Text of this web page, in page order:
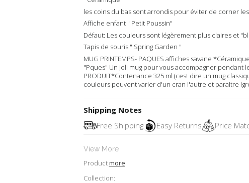
les coins du bas sont arrondis pour éviter de corner
Affiche enfant " Petit Poussin"
Défaut: Les couleurs sont légèrement plus claires et
Tapis de souris " Spring Garden "
MUG PRINTEMPS- PAQUES affiches savane
"Pques" Un joli mug pour vous accompagner pendant
PRODUIT*Contenance 325 ml (cest dire un mug
couleurs peuvent varier d'un cran l'autre et paraitre
Shipping Notes
Free Shipping
Easy Returns Price
View More
Productmore
Collection: